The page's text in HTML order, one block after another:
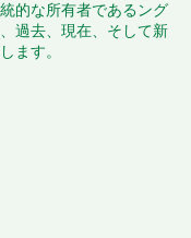
的な所有者であるング
過去、現在、そして新
ます。